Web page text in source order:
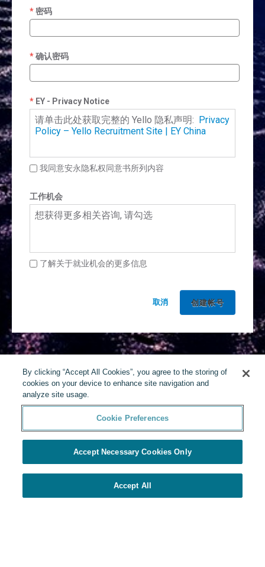
密码
确认密码
EY - Privacy Notice
请单击此处获取完整的 Yello 隐私声明: Privacy
Policy – Yello Recruitment Site | EY China
我同意安永隐私权同意书所列内容
工作机会
想获得更多相关咨询, 请勾选
了解关于就业机会的更多信息
取消
By clicking “Accept All Cookies”, you agree to the storing of
cookies on your device to enhance site navigation and
analyze site usage.
Cookie Preferences
Accept Necessary Cookies Only
Accept All